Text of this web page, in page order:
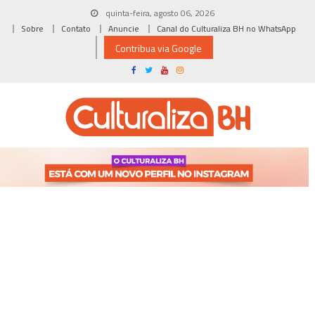
quinta-feira, agosto 06, 2026
Sobre
Contato Anuncie Canal do Culturaliza BH no WhatsApp
Contribua via Google